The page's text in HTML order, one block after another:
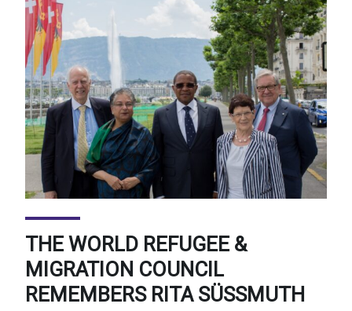
THE WORLD REFUGEE &
MIGRATION COUNCIL
REMEMBERS RITA SÜSSMUTH